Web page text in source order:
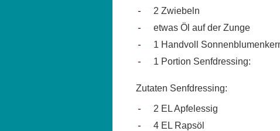
2 Zwiebeln
etwas Öl auf der Zunge
1 Handvoll
1 Portion Senfdressing:
Zutaten Senfdressing:
2 EL Apfelessig
4 EL Rapsöl